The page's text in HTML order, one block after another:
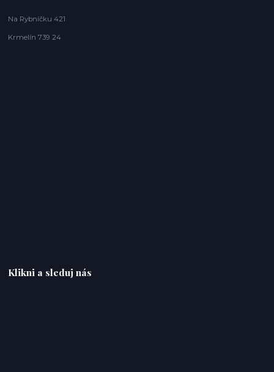
Na Rybníčku 421
Krmelín 739 24
Klikni a sleduj nás